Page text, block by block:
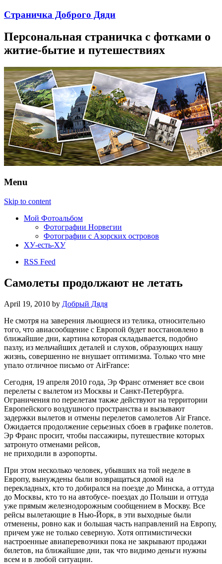
Страничка Доброго Дяди
Персональная страничка с фотками о
житие-бытие и путешествиях
Menu
Skip to content
Мой Фотоальбом
Фотографии Норвегии
Фотографии с Азорских островов
ХУ-есть-ХУ
RSS Feed
Самолеты продолжают не летать
April 19, 2010 by Добрый Дядя
Не смотря на заверения льющиеся из телика, относительно
того, что авиасообщение с Европой будет восстановлено в
ближайшие дни, картина которая складывается, подобно
пазлу, из мельчайших деталей и слухов, образующих нашу
жизнь, совершенно не внушает оптимизма. Только что мне
упало отличное письмо от AirFrance:
Сегодня, 19 апреля 2010 года, Эр Франс отменяет все свои
перелеты с вылетом из Москвы и Санкт-Петербурга.
Ограничения по перелетам также действуют на территории
Европейского воздушного пространства и вызывают
задержки вылетов и отмены перелетов самолетов Air France.
Ожидается продолжение серьезных сбоев в графике полетов.
Эр Франс просит, чтобы пассажиры, путешествие которых
затронуто отменами рейсов,
не приходили в аэропорты.
При этом несколько человек, убывших на той неделе в
Европу, вынуждены были возвращаться домой на
перекладных, кто то добирался на поезде до Минска, а оттуда
до Москвы, кто то на автобусе- поездах до Польши и оттуда
уже прямым железнодорожным сообщением в Москву. Все
рейсы вылетающие в Нью-Йорк, в эти выходные были
отменены, ровно как и большая часть направлений на Европу,
причем уже не только северную. Хотя оптимистически
настроенные авиаперевозчики пока не закрывают продажи
билетов, на ближайшие дни, так что видимо деньги нужны
всем и в любой ситуации.